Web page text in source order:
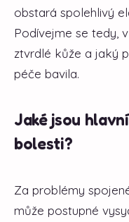
obstará spolehlivý
Podívejme se tedy,
ztvrdlé kůže a jaký
péče bavila.
Jaké jsou
bolesti?
Za problémy
může postupné